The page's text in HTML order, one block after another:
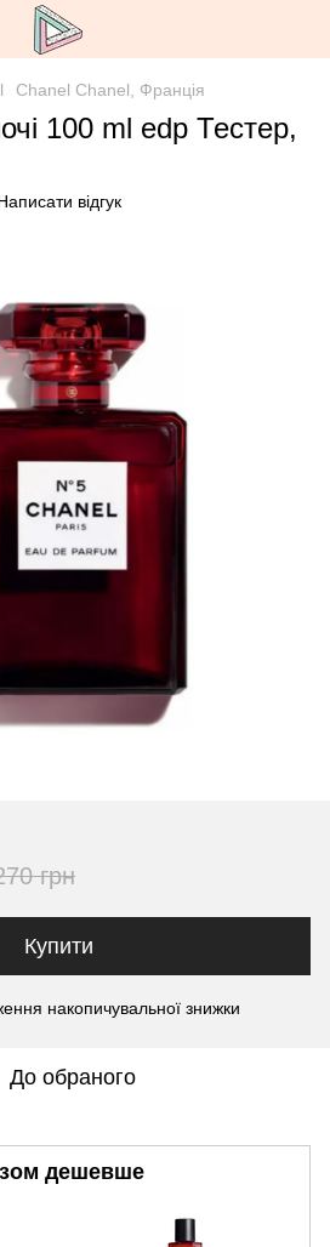
Chanel Chanel, Франція
100 ml edp Тестер,
відгук
грн
Купити
накопичувальної знижки
До обраного
дешевше